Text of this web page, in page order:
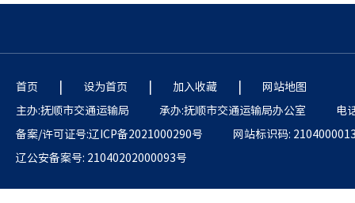
首页 | 设为首页 | 加入收藏 |
网站地图
主办:抚顺市交通运输局
承办:抚顺市交通运输局办公室
电
备案/许可证号:辽ICP备2021000290号
网站标识码:
辽公安备案号: 21040202000093号